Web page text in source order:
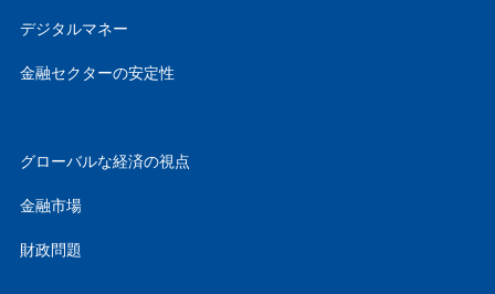
デジタルマネー
金融セクターの安定性
グローバルな経済の視点
金融市場
財政問題